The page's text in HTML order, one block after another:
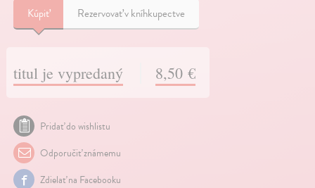
Kúpiť Rezervovať v kníhkupectve
titul je vypredaný 8,50 €
Pridať do wishlistu
Odporučiť známemu
Zdielať na Facebooku